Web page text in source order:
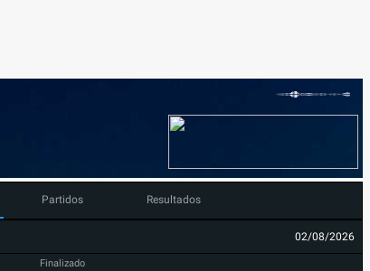
Partidos Resultados
02/08/2026
Finalizado